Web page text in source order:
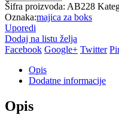
Šifra proizvoda: AB228
Oznaka:majica za boks
Uporedi
Dodaj na listu želja
Facebook Google+ Twitter
Opis
Dodatne informacije
Opis